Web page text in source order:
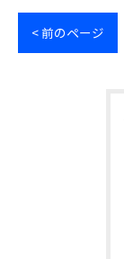
< 前のページ